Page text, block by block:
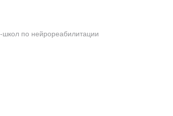
школ по нейрореабилитации